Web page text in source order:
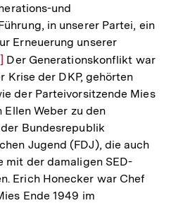
und
in unserer Partei, ein
Erneuerung unserer
Der Generationskonflikt war
Krise der DKP, gehörten
der Parteivorsitzende Mies
Weber zu den
Bundesrepublik
Jugend (FDJ), die auch
mit der damaligen SED-
Erich Honecker war Chef
Ende 1949 im